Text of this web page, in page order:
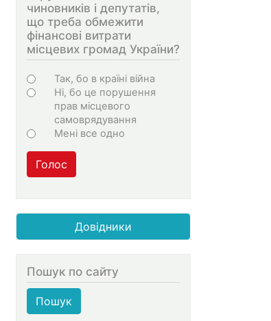
чиновників і депутатів,
що треба обмежити
фінансові витрати
місцевих громад України?
Варіанти
Так, бо в країні війна
Ні, бо це порушення
прав місцевого
самоврядування
Мені все одно
Голос
Довідники
Пошук по сайту
Пошук